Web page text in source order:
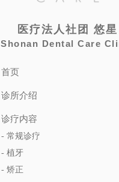
医疗法⼈社团 悠星
Shonan Dental Care
⾸页
诊所介绍
诊疗内容
- 常规诊疗
- 植⽛
- 矫正